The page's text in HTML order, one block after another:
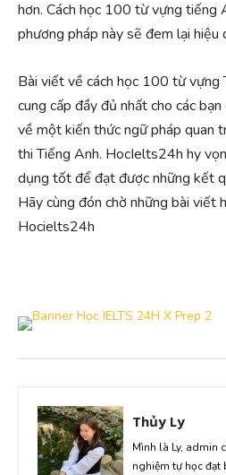
hơn. Cách học 100 từ vựng tiếng
phương pháp này sẽ đem lại hiệu
Bài viết về cách học 100 từ vựng
cung cấp đầy đủ nhất cho các
về một kiến thức ngữ pháp quan
thi Tiếng Anh. HocIelts24h hy
dụng tốt để đạt được những kết
Hãy cùng đón chờ những bài viết
Hocielts24h
Thủy Ly
Mình là Ly, admin
nghiệm tự học đạt